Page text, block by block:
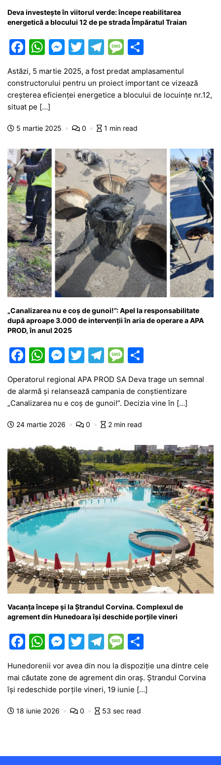
Deva investește în viitorul verde: începe reabilitarea
energetică a blocului 12 de pe strada Împăratul Traian
F
a
c
e
b
o
k
W
at
s
A
p
M
s
s
n
er
T
w
itt
er
T
e
gr
m
M
s
s
g
ta
je
Astăzi, 5 martie 2025, a fost predat amplasamentul
constructorului pentru un proiect important ce vizează
creșterea eficienței energetice a blocului de locuințe nr.12,
situat pe […]
5 martie 2025 0 1 min read
„Canalizarea nu e coș de gunoi!”: Apel la responsabilitate
după aproape 3.000 de intervenții în aria de operare a APA
PROD, în anul 2025
F
c
e
b
o
k
W
at
s
A
p
M
s
s
e
g
er
T
itt
er
T
e
gr
a
m
M
s
s
a
e
ta
je
ă
Operatorul regional APA PROD SA Deva trage un semnal
de alarmă și relansează campania de conștientizare
„Canalizarea nu e coș de gunoi!”. Decizia vine în […]
24 martie 2026 0 2 min read
Vacanța începe și la Ștrandul Corvina. Complexul de
agrement din Hunedoara își deschide porțile vineri
F
c
e
b
k
W
h
at
s
A
M
s
s
e
er
T
w
itt
er
T
e
gr
a
M
e
s
s
a
ar
ta
je
Hunedorenii vor avea din nou la dispoziție una dintre cele
mai căutate zone de agrement din oraș. Ștrandul Corvina
își redeschide porțile vineri, 19 iunie […]
18 iunie 2026 0 53 sec read